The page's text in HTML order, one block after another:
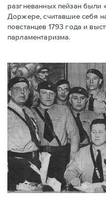
разгневанных пейзан
Доржере, считавшие себя
повстанцев 1793 года и
парламентаризма.